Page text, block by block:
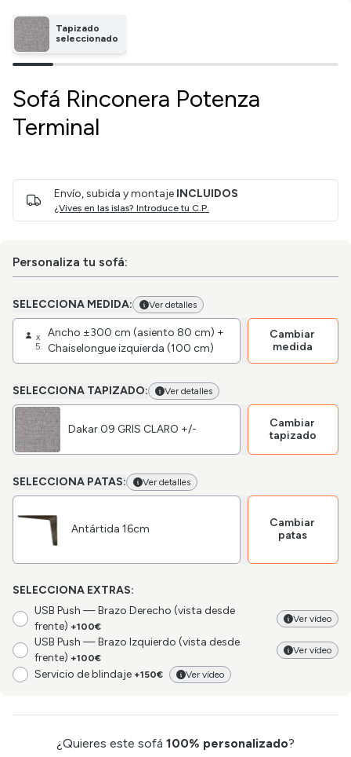
Tapizado
seleccionado
Sofá Rinconera Potenza
Terminal
Envío, subida y montaje INCLUIDOS
¿Vives en las islas? Introduce tu C.P.
Personaliza tu sofá:
SELECCIONA MEDIDA: Ver detalles
x
5
Ancho ±300 cm (asiento 80 cm) +
Chaiselongue izquierda (100 cm)
Cambiar
medida
SELECCIONA TAPIZADO: Ver detalles
Dakar 09 GRIS CLARO +/-
Cambiar
tapizado
SELECCIONA PATAS: Ver detalles
Antártida 16cm
Cambiar
patas
SELECCIONA EXTRAS:
USB Push — Brazo Derecho (vista desde
frente) +100€
Ver vídeo
USB Push — Brazo Izquierdo (vista desde
frente) +100€
Ver vídeo
Servicio de blindaje +150€ Ver vídeo
¿Quieres este sofá 100% personalizado?